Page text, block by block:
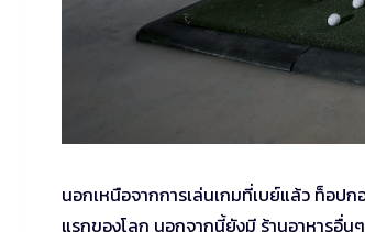
นอกเหนือจากการเล่นเกมที่เบย์แล้ว ท็อ
แรกของโลก นอกจากนี้ยังมี ร้านอาหารอื่น